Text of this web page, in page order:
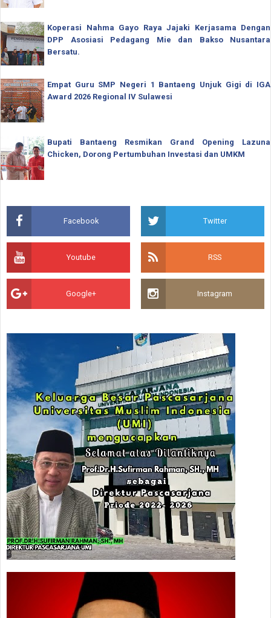
Koperasi Nahma Gayo Raya Jajaki Kerjasama Dengan
DPP Asosiasi Pedagang Mie dan Bakso Nusantara
Bersatu.
Empat Guru SMP Negeri 1 Bantaeng Unjuk Gigi di IGA
Award 2026 Regional IV Sulawesi
Bupati Bantaeng Resmikan Grand Opening Lazuna
Chicken, Dorong Pertumbuhan Investasi dan UMKM
Facebook Twitter
Youtube RSS
Google+ Instagram